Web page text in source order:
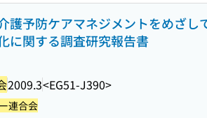
護予防ケアマネジメントをめざ
に関する調査研究報告書
2009.3<EG51-J390>
連合会